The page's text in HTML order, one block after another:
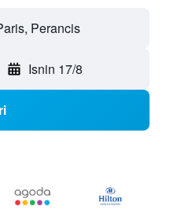
Perancis
Isnin 17/8